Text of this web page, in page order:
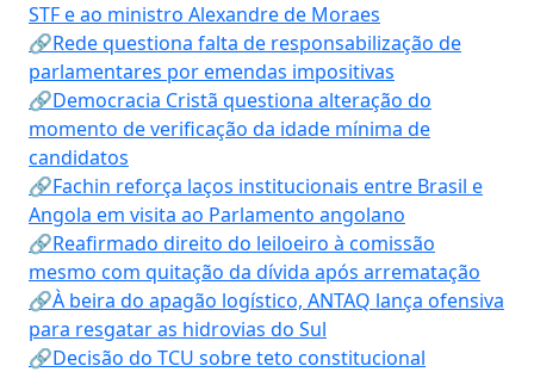
STF e ao ministro Alexandre de Moraes
🔗Rede questiona falta de responsabilização de
parlamentares por emendas impositivas
🔗Democracia Cristã questiona alteração do
momento de verificação da idade mínima de
candidatos
🔗Fachin reforça laços institucionais entre Brasil e
Angola em visita ao Parlamento angolano
🔗Reafirmado direito do leiloeiro à comissão
mesmo com quitação da dívida após arrematação
🔗À beira do apagão logístico, ANTAQ lança ofensiva
para resgatar as hidrovias do Sul
🔗Decisão do TCU sobre teto constitucional